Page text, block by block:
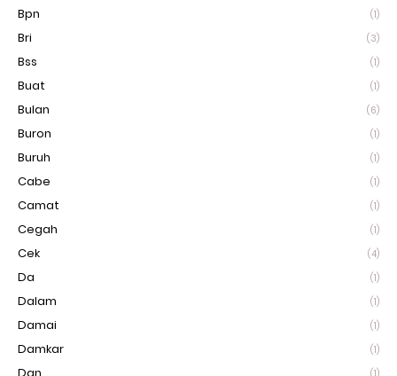
Bpn (1)
Bri (3)
Bss (1)
Buat (1)
Bulan (6)
Buron (1)
Buruh (1)
Cabe (1)
Camat (1)
Cegah (1)
Cek (4)
Da (1)
Dalam (1)
Damai (1)
Damkar (1)